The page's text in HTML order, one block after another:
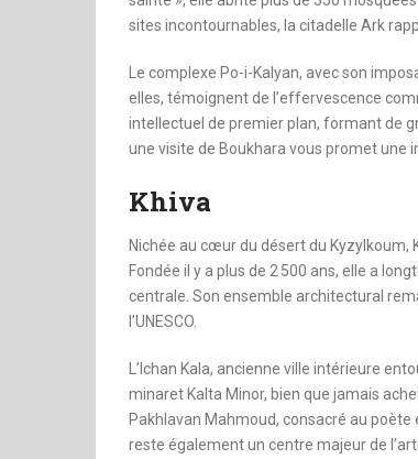
sites incontournables, la citadelle Ark
Le complexe Po-i-Kalyan, avec son
elles, témoignent de l’effervescence
intellectuel de premier plan, formant de
une visite de Boukhara vous promet une
Khiva
Nichée au cœur du désert du
Fondée il y a plus de 2 500 ans, elle a
centrale. Son ensemble architectural
l’UNESCO.
L’Ichan Kala, ancienne ville intérieure
minaret Kalta Minor, bien que jamais
Pakhlavan Mahmoud, consacré au
reste également un centre majeur de